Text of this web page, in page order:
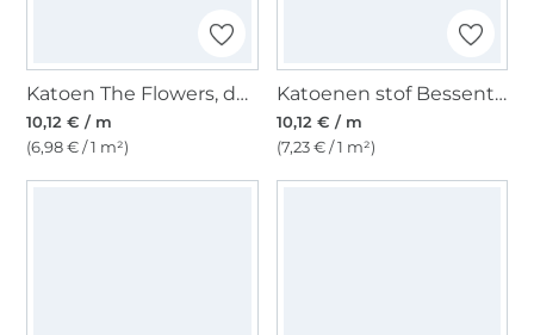
Katoen The Flowers, donkerblauw
10,12 € / m
(6,98 € / 1 m²)
Katoenen stof Bessentakjes, vaalgroen
10,12 € / m
(7,23 € / 1 m²)